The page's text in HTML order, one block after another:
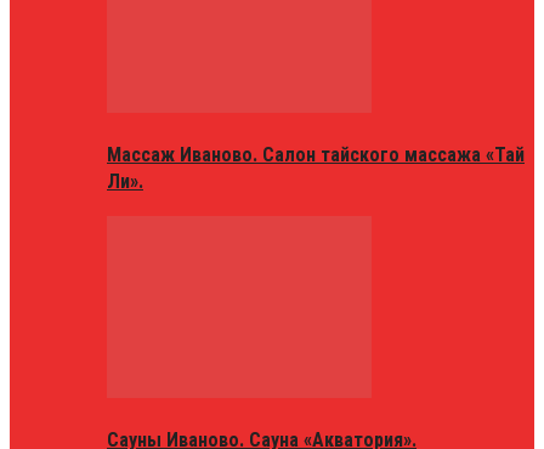
Массаж Иваново. Салон тайского массажа «Тай
Ли».
Сауны Иваново. Сауна «Акватория».